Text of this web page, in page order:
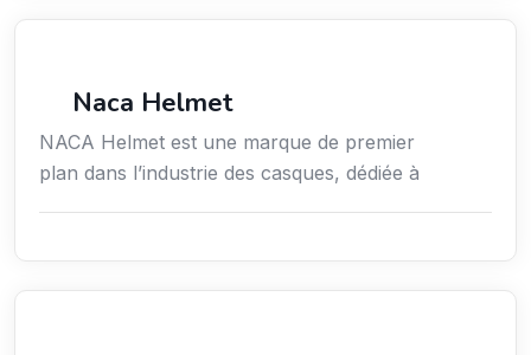
Naca Helmet
NACA Helmet est une marque de premier
plan dans l’industrie des casques, dédiée à